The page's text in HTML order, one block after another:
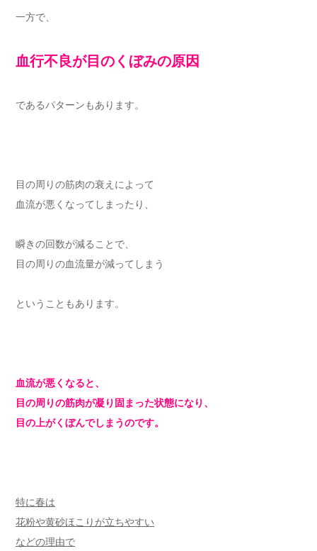
一方で、
血行不良が目のくぼみの原因
であるパターンもあります。
目の周りの筋肉の衰えによって
血流が悪くなってしまったり、
瞬きの回数が減ることで、
目の周りの血流量が減ってしまう
ということもあります。
血流が悪くなると、
目の周りの筋肉が凝り固まった状態になり、
目の上がくぼんでしまうのです。
特に春は
花粉や黄砂ほこりが立ちやすい
などの理由で